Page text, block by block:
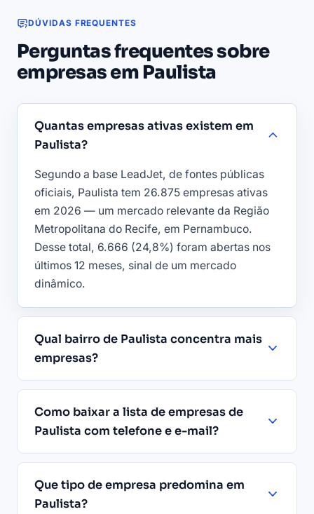
DÚVIDAS FREQUENTES
Perguntas frequentes sobre
empresas em Paulista
Quantas empresas ativas existem em
Paulista?
Segundo a base LeadJet, de fontes públicas
oficiais, Paulista tem 26.875 empresas ativas
em 2026 — um mercado relevante da Região
Metropolitana do Recife, em Pernambuco.
Desse total, 6.666 (24,8%) foram abertas nos
últimos 12 meses, sinal de um mercado
dinâmico.
Qual bairro de Paulista concentra mais
empresas?
Como baixar a lista de empresas de
Paulista com telefone e e-mail?
Que tipo de empresa predomina em
Paulista?